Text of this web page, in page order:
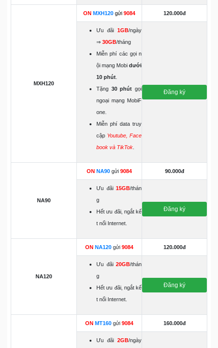
MXH120
ON MXH120 gửi 9084 120.000đ
Ưu đãi 1GB/ngày
⇒ 30GB/tháng
Miễn phí các gọi n
ội mạng Mobi dưới
10 phút
Tặng 30 phút gọi
ngoại mạng MobiF
one.
Miễn phí data truy
cập Youtube, Face
book và TikTok
Đăng ký
NA90
ON NA90 gửi 9084 90.000đ
Ưu đãi 15GB/thán
g
Hết ưu đãi, ngắt kế
t nối Internet.
Đăng ký
NA120
ON NA120 gửi 9084 120.000đ
Ưu đãi 20GB/thán
g
Hết ưu đãi, ngắt kế
t nối Internet.
Đăng ký
ON MT160 gửi 9084 160.000đ
Ưu đãi 2GB/ngày